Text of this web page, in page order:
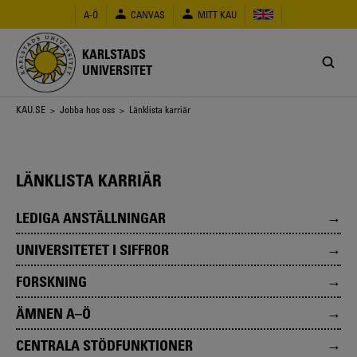
huvudinnehåll
A-Ö CANVAS MITT KAU
KARLSTADS
UNIVERSITET
Länkstig
KAU.SE > Jobba hos oss > Länklista karriär
LÄNKLISTA KARRIÄR
LEDIGA ANSTÄLLNINGAR
UNIVERSITETET I SIFFROR
FORSKNING
ÄMNEN A–Ö
CENTRALA STÖDFUNKTIONER